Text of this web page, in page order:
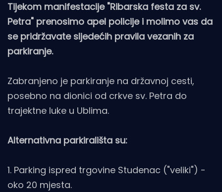
Tijekom manifestacije "Ribarska festa za sv.
Petra" prenosimo apel policije i molimo vas da
se pridržavate sljedećih pravila vezanih za
parkiranje.
Zabranjeno je parkiranje na državnoj cesti,
posebno na dionici od crkve sv. Petra do
trajektne luke u Ublima.
Alternativna parkirališta su:
1. Parking ispred trgovine Studenac ("veliki") -
oko 20 mjesta.